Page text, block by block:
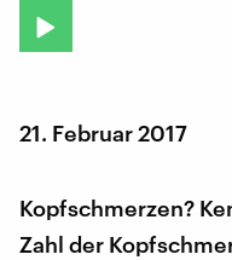
21. Februar 2017
Kopfschmerzen?
Zahl der